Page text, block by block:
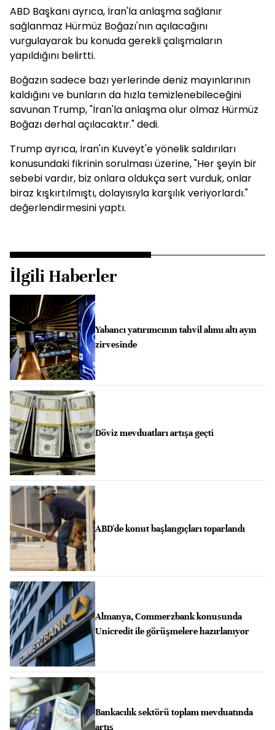
ABD Başkanı ayrıca, İran'la anlaşma sağlanır
sağlanmaz Hürmüz Boğazı'nın açılacağını
vurgulayarak bu konuda gerekli çalışmaların
yapıldığını belirtti.
Boğazın sadece bazı yerlerinde deniz mayınlarının
kaldığını ve bunların da hızla temizlenebileceğini
savunan Trump, "İran'la anlaşma olur olmaz Hürmüz
Boğazı derhal açılacaktır." dedi.
Trump ayrıca, İran'ın Kuveyt'e yönelik saldırıları
konusundaki fikrinin sorulması üzerine, "Her şeyin bir
sebebi vardır, biz onlara oldukça sert vurduk, onlar
biraz kışkırtılmıştı, dolayısıyla karşılık veriyorlardı."
değerlendirmesini yaptı.
İlgili Haberler
Yabancı yatırımcının tahvil alımı altı ayın
zirvesinde
Döviz mevduatları artışa geçti
ABD'de konut başlangıçları toparlandı
Almanya, Commerzbank konusunda
Unicredit ile görüşmelere hazırlanıyor
Bankacılık sektörü toplam mevduatında
artış